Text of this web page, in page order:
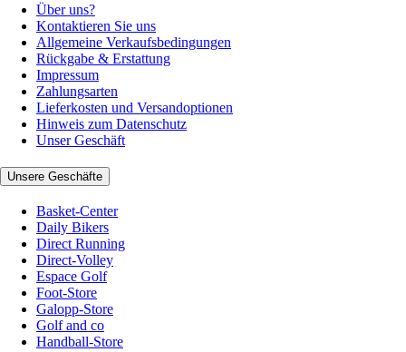
Über uns?
Kontaktieren Sie uns
Allgemeine Verkaufsbedingungen
Rückgabe & Erstattung
Impressum
Zahlungsarten
Lieferkosten und Versandoptionen
Hinweis zum Datenschutz
Unser Geschäft
Unsere Geschäfte
Basket-Center
Daily Bikers
Direct Running
Direct-Volley
Espace Golf
Foot-Store
Galopp-Store
Golf and co
Handball-Store